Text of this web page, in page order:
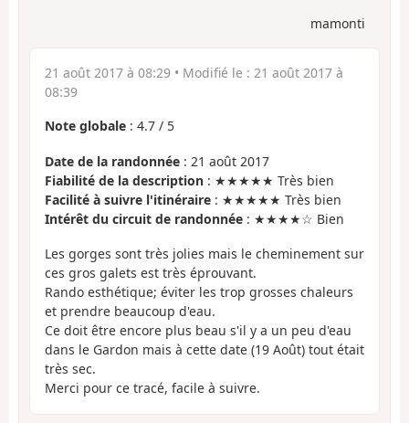
mamonti
21 août 2017 à 08:29 • Modifié le : 21 août 2017 à
08:39
Note globale : 4.7 / 5
Date de la randonnée : 21 août 2017
Fiabilité de la description : ★★★★★ Très bien
Facilité à suivre l'itinéraire : ★★★★★ Très bien
Intérêt du circuit de randonnée : ★★★★☆ Bien
Les gorges sont très jolies mais le cheminement sur
ces gros galets est très éprouvant.
Rando esthétique; éviter les trop grosses chaleurs
et prendre beaucoup d'eau.
Ce doit être encore plus beau s'il y a un peu d'eau
dans le Gardon mais à cette date (19 Août) tout était
très sec.
Merci pour ce tracé, facile à suivre.